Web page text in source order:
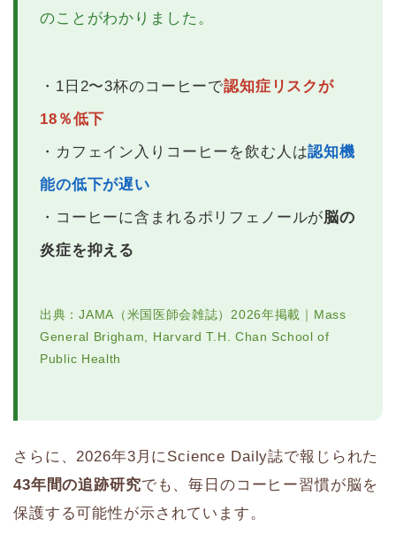
のことがわかりました。
・1日2〜3杯のコーヒーで認知症リスクが
18％低下
・カフェイン入りコーヒーを飲む人は認知機
能の低下が遅い
・コーヒーに含まれるポリフェノールが脳の
炎症を抑える
出典：JAMA（米国医師会雑誌）2026年掲載｜Mass
General Brigham, Harvard T.H. Chan School of
Public Health
さらに、2026年3月にScience Daily誌で報じられた
43年間の追跡研究でも、毎日のコーヒー習慣が脳を
保護する可能性が示されています。